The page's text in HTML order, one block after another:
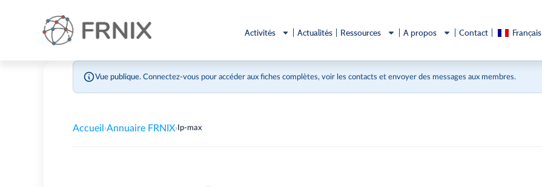
Activités Actualités Ressources A propos Contact Français
Vue publique. Connectez-vous pour accéder aux fiches complètes, voir les contacts et envoyer des messages aux membres.
Accueil ›Annuaire FRNIX› Ip-max